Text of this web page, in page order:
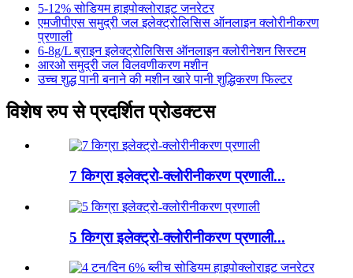
5-12% सोडियम हाइपोक्लोराइट जनरेटर
एमजीपीएस समुद्री जल इलेक्ट्रोलिसिस ऑनलाइन क्लोरीनीकरण
प्रणाली
6-8g/L ब्राइन इलेक्ट्रोलिसिस ऑनलाइन क्लोरीनेशन सिस्टम
आरओ समुद्री जल विलवणीकरण मशीन
उच्च शुद्ध पानी बनाने की मशीन खारे पानी शुद्धिकरण फिल्टर
विशेष रुप से प्रदर्शित प्रोडक्टस
7 किग्रा इलेक्ट्रो-क्लोरीनीकरण प्रणाली...
5 किग्रा इलेक्ट्रो-क्लोरीनीकरण प्रणाली...